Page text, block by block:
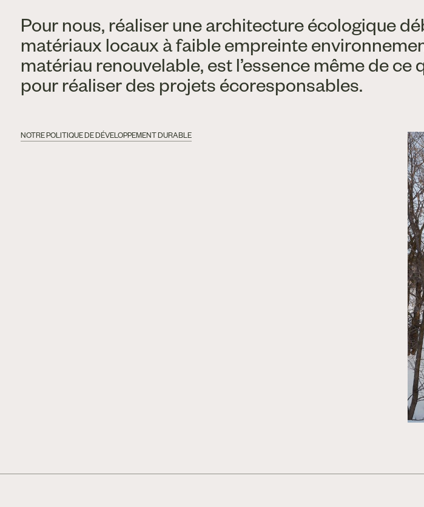
Pour nous, réaliser une architecture écologique
matériaux locaux à faible empreinte
matériau renouvelable, est l’essence même de
pour réaliser des projets écoresponsables.
NOTRE POLITIQUE DE DÉVELOPPEMENT DURABLE